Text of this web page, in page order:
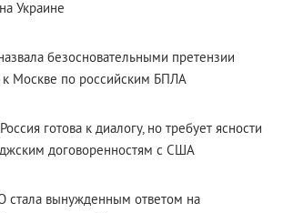
Украине
безосновательными претензии
к Москве по российским БПЛА
готова к диалогу, но требует ясности
договоренностям с США
стала вынужденным ответом на